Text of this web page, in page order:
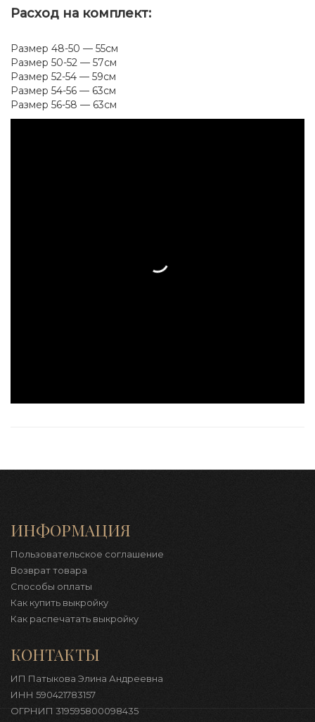
Расход на комплект:
Размер 48-50 — 55см
Размер 50-52 — 57см
Размер 52-54 — 59см
Размер 54-56 — 63см
Размер 56-58 — 63см
ИНФОРМАЦИЯ
Пользовательское соглашение
Возврат товара
Способы оплаты
Как купить выкройку
Как распечатать выкройку
КОНТАКТЫ
ИП Патыкова Элина Андреевна
ИНН 590421783157
ОГРНИП 319595800098435